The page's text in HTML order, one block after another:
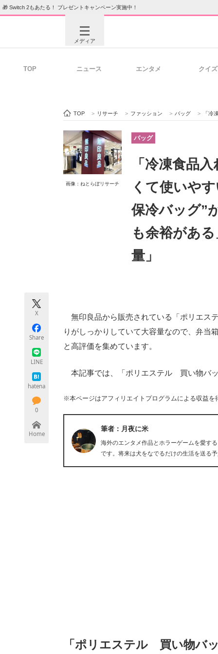
🎁 Switch 2もあたる！ プレゼントキャンペーン実施中！
メディア
ビジネスと働き方のヒント
モノづくり技術者専門サイト
TOP ニュース エンタメ クイズ
TOP > リサーチ > ファッション > バッグ > 「冷凍食
画像：ねとらぼリサーチ
バッグ
「冷凍食品
くて使いや
保冷バッグ”
も余裕があ
量」
X
Share
LINE
hatena
0
Home
無印良品から販売されている「ポリエ
りがしっかりしていて大容量なので、弁当
と高評価を集めています。
本記事では、「ポリエステル 買い物バ
※本ページはアフィリエイトプログラムによる収益を
筆者：月夜に米
海外のエンタメ作品とホラーゲームを愛す
です。将来は犬をなでるだけの生活を送る
「ポリエステル 買い物バ